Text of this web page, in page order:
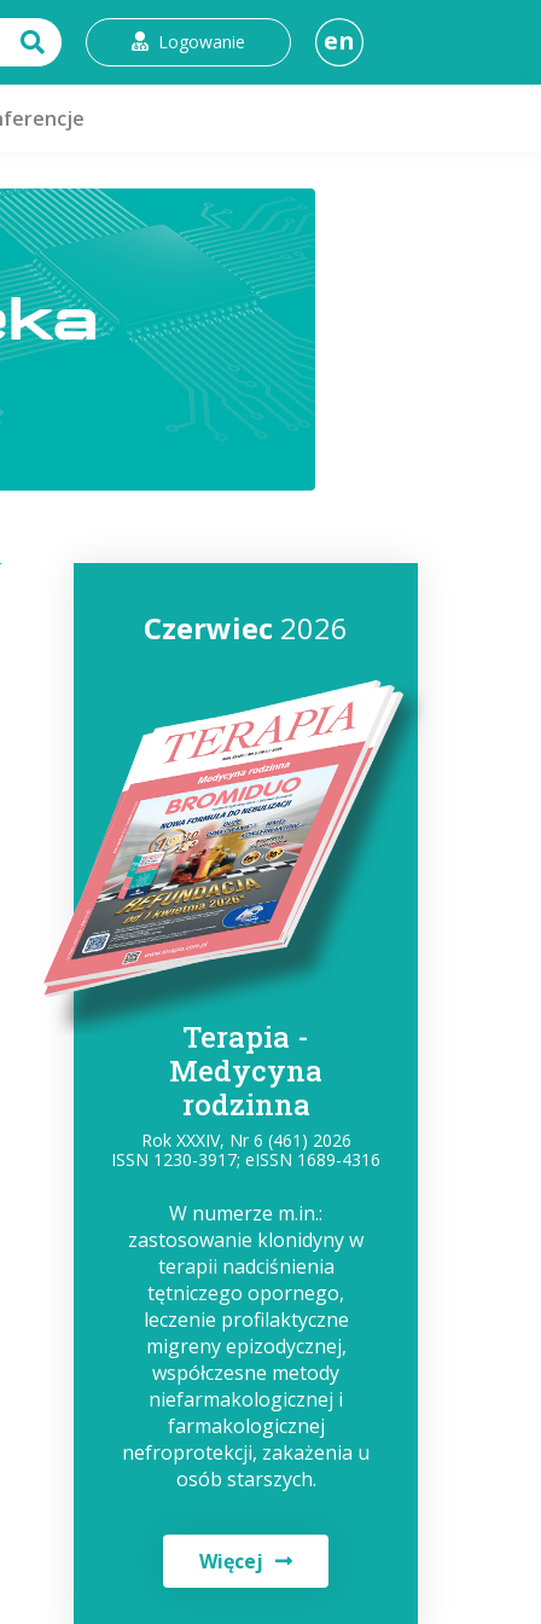
Logowanie en
Czerwiec 2026
Terapia -
Medycyna
rodzinna
Rok XXXIV, Nr 6 (461) 2026
ISSN 1230-3917; eISSN 1689-4316
W numerze m.in.:
zastosowanie klonidyny w
terapii nadciśnienia
tętniczego opornego,
leczenie profilaktyczne
migreny epizodycznej,
współczesne metody
niefarmakologicznej i
farmakologicznej
nefroprotekcji, zakażenia u
osób starszych.
Więcej